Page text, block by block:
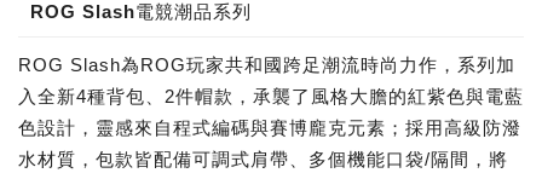
ROG Slash電競潮品系列
ROG Slash為ROG玩家共和國跨足潮流時尚力作，系列加
入全新4種背包、2件帽款，承襲了風格大膽的紅紫色與電藍
色設計，靈感來自程式編碼與賽博龐克元素；採用高級防潑
水材質，包款皆配備可調式肩帶、多個機能口袋/隔間，將